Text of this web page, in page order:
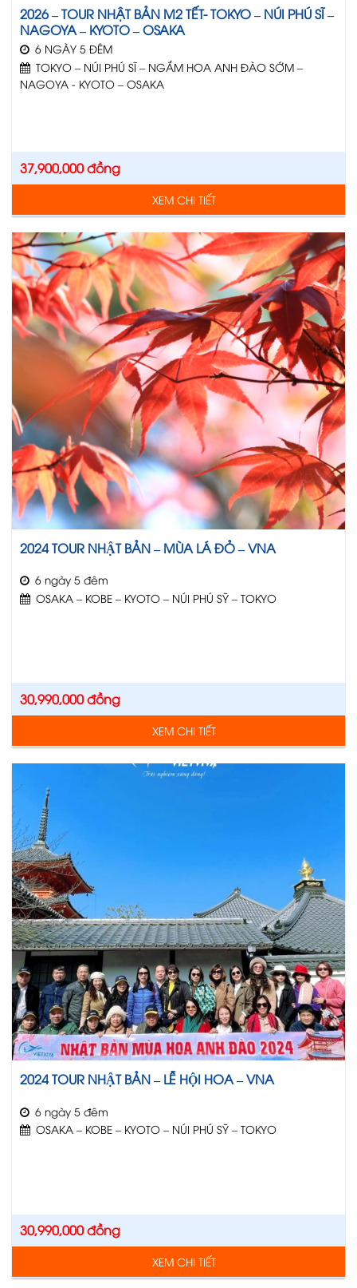
2026 – TOUR NHẬT BẢN M2 TẾT- TOKYO – NÚI PHÚ SĨ –
NAGOYA – KYOTO – OSAKA
6 NGÀY 5 ĐÊM
TOKYO – NÚI PHÚ SĨ – NGẮM HOA ANH ĐÀO SỚM –
NAGOYA - KYOTO – OSAKA
37,900,000đồng
XEM CHI TIẾT
2024 TOUR NHẬT BẢN – MÙA LÁ ĐỎ – VNA
6 ngày 5 đêm
OSAKA – KOBE – KYOTO – NÚI PHÚ SỸ – TOKYO
30,990,000đồng
XEM CHI TIẾT
2024 TOUR NHẬT BẢN – LỄ HỘI HOA – VNA
6 ngày 5 đêm
OSAKA – KOBE – KYOTO – NÚI PHÚ SỸ – TOKYO
30,990,000đồng
XEM CHI TIẾT